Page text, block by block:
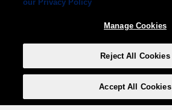
our Privacy Policy
Manage Cookies
Reject All Cookies
Accept All Cookies